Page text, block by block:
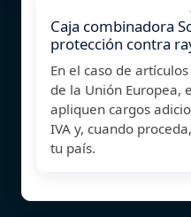
Caja combinadora
protección contra
En el caso de
de la Unión Europea,
apliquen cargos
IVA y, cuando
tu país.